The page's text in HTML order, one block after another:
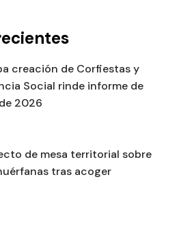
creación de Corfiestas y
Social rinde informe de
2026
de mesa territorial sobre
tras acoger